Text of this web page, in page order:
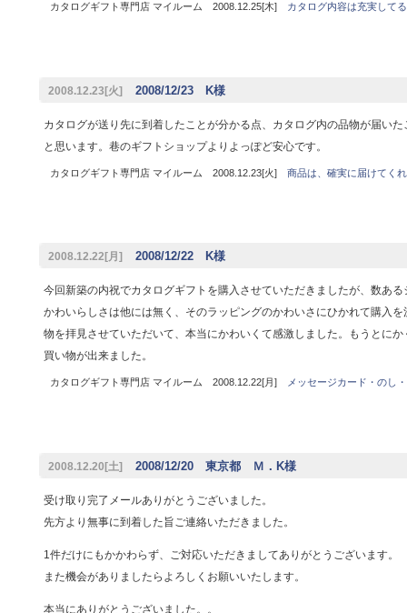
カタログギフト専門店 マイルーム 2008.12.25[木] カタログ内容は充実して
2008.12.23[火] 2008/12/23 K様
カタログが送り先に到着したことが分かる点、カタログ内の品物が届い
と思います。巷のギフトショップよりよっぽど安心です。
カタログギフト専門店 マイルーム 2008.12.23[火] 商品は、確実に届けてく
2008.12.22[月] 2008/12/22 K様
今回新築の内祝でカタログギフトを購入させていただきましたが、数あ
かわいらしさは他には無く、そのラッピングのかわいさにひかれて購入
物を拝見させていただいて、本当にかわいくて感激しました。もうとに
買い物が出来ました。
カタログギフト専門店 マイルーム 2008.12.22[月] メッセージカード・のし
2008.12.20[土] 2008/12/20 東京都 Ｍ．K様
受け取り完了メールありがとうございました。
先方より無事に到着した旨ご連絡いただきました。
1件だけにもかかわらず、ご対応いただきましてありがとうございます。
また機会がありましたらよろしくお願いいたします。
本当にありがとうございました。。